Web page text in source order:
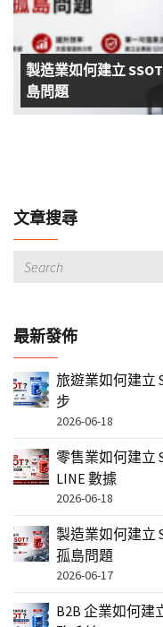
製造業如何建立
島問題
文章搜尋
最新發佈
旅遊業如何建立
步
2026-06-18
零售業如何建立
LINE 數據
2026-06-18
製造業如何建立
孤島問題
2026-06-17
B2B 企業如何建